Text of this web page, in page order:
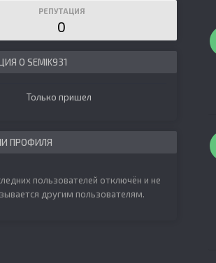
РЕПУТАЦИЯ
0
О SEMIK931
Только пришел
ПРОФИЛЯ
пользователей отключён и не
другим пользователям.